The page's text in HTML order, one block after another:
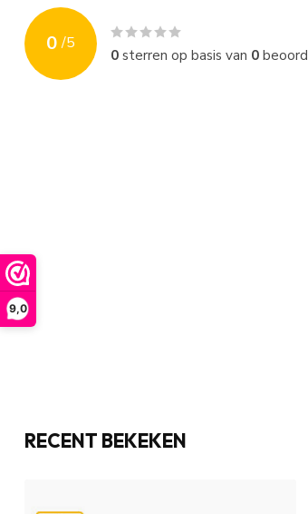
9,0
0 /5
0sterren op basis van 0
RECENT BEKEKEN